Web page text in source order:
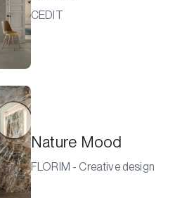
CEDIT
Nature Mood
FLORIM - Creative design